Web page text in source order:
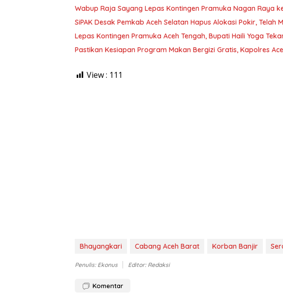
Wabup Raja Sayang Lepas Kontingen Pramuka Nagan Raya
SiPAK Desak Pemkab Aceh Selatan Hapus Alokasi Pokir,
Lepas Kontingen Pramuka Aceh Tengah, Bupati Haili Yoga
Pastikan Kesiapan Program Makan Bergizi Gratis, Kapolres
View : 111
Bhayangkari Cabang Aceh Barat Korban Banjir
Penulis: Ekonus Editor: Redaksi
Komentar